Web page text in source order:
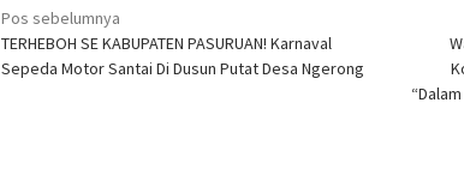
Navigasi
pos
Pos sebelumnya
TERHEBOH SE KABUPATEN PASURUAN! Karnaval
Sepeda Motor Santai Di Dusun Putat Desa Ngerong